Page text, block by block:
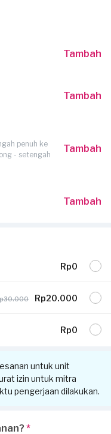
Tambah
Tambah
penuh ke
- setengah
Tambah
Tambah
Rp0
Rp20.000
Rp0
untuk unit
izin untuk mitra
pengerjaan dilakukan.
*